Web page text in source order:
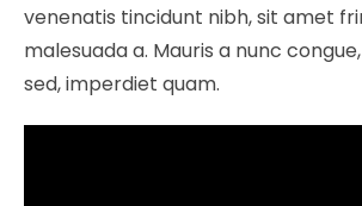
venenatis tincidunt nibh, sit amet
malesuada a. Mauris a nunc
sed, imperdiet quam.